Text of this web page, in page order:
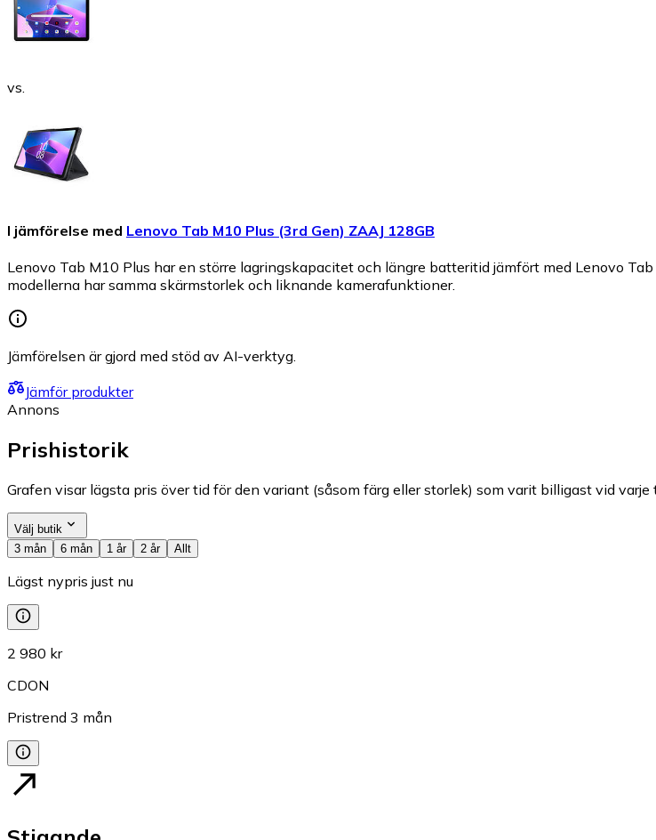
vs.
I jämförelse med Lenovo Tab M10 Plus (3rd Gen) ZAAJ 128GB
Lenovo Tab M10 Plus har en större lagringskapacitet och längre batteritid jämfört med Lenovo
modellerna har samma skärmstorlek och liknande kamerafunktioner.
Jämförelsen är gjord med stöd av AI-verktyg.
Jämför produkter
Annons
Prishistorik
Grafen visar lägsta pris över tid för den variant (såsom färg eller storlek) som varit billigast vid
Välj butik
3 mån
6 mån 1 år 2 år Allt
Lägst nypris just nu
2 980 kr
CDON
Pristrend 3 mån